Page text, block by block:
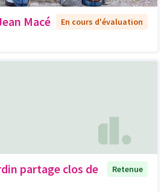
Macé
En cours d'évaluation
partage clos de
Retenue